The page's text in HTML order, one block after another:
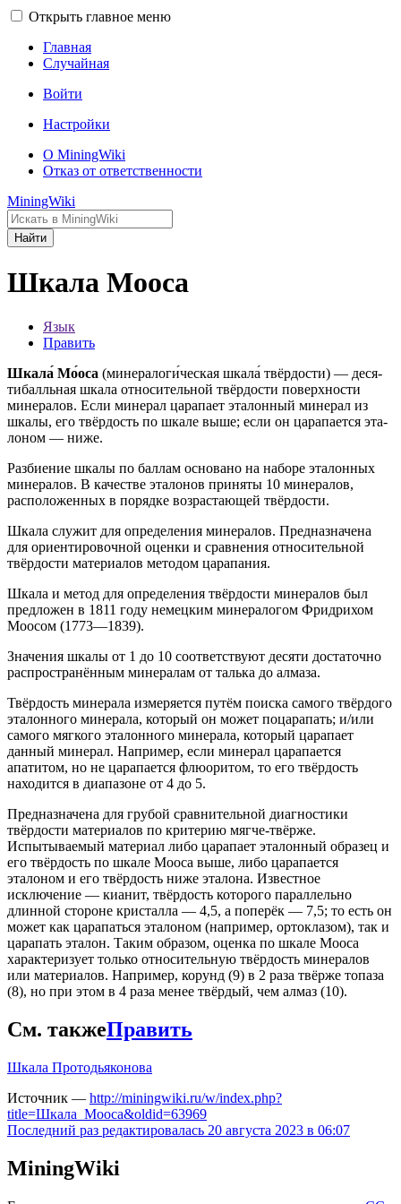
Открыть главное меню
Главная
Случайная
Войти
Настройки
О MiningWiki
Отказ от ответственности
MiningWiki
Найти
Шкала Мооса
Язык
Править
Шкала́ Мо́оса (ми­не­ра­ло­ги́­че­ская шка­ла́ твёр­до­сти) — де­ся­
ти­балль­ная шка­ла от­но­си­тель­ной твёр­до­сти поверхности
минералов. Ес­ли ми­не­рал ца­ра­па­ет эталонный минерал из
шкалы, его твёр­дость по шкале вы­ше; ес­ли он ца­ра­па­ет­ся эта­
ло­ном — ни­же.
Разбиение шкалы по баллам основано на наборе эталонных
минералов. В качестве эталонов приняты 10 минералов,
расположенных в порядке возрастающей твёрдости.
Шкала служит для определения минералов. Предназначена
для ориентировочной оценки и сравнения относительной
твёрдости материалов методом царапания.
Шкала и метод для определения твёрдости минералов был
предложен в 1811 году немецким минералогом Фридрихом
Моосом (1773—1839).
Значения шкалы от 1 до 10 соответствуют десяти достаточно
распространённым минералам от талька до алмаза.
Твёрдость минерала измеряется путём поиска самого твёрдого
эталонного минерала, который он может поцарапать; и/или
самого мягкого эталонного минерала, который царапает
данный минерал. Например, если минерал царапается
апатитом, но не царапается флюоритом, то его твёрдость
находится в диапазоне от 4 до 5.
Предназначена для грубой сравнительной диагностики
твёрдости материалов по критерию мягче-твёрже.
Испытываемый материал либо царапает эталонный образец и
его твёрдость по шкале Мооса выше, либо царапается
эталоном и его твёрдость ниже эталона. Известное
исключение — кианит, твёрдость которого параллельно
длинной стороне кристалла — 4,5, а поперёк — 7,5; то есть он
может как царапаться эталоном (например, ортоклазом), так и
царапать эталон. Таким образом, оценка по шкале Мооса
характеризует только относительную твёрдость минералов
или материалов. Например, корунд (9) в 2 раза твёрже топаза
(8), но при этом в 4 раза менее твёрдый, чем алмаз (10).
См. такжеПравить
Шкала Протодьяконова
Источник — http://miningwiki.ru/w/index.php?
title=Шкала_Мооса&oldid=63969
Последний раз редактировалась 20 августа 2023 в 06:07
MiningWiki